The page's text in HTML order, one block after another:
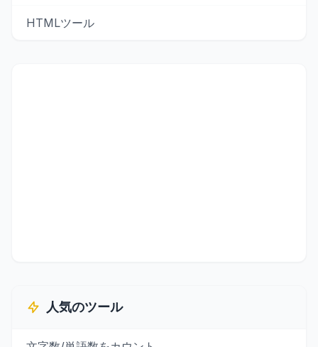
HTMLツール
人気のツール